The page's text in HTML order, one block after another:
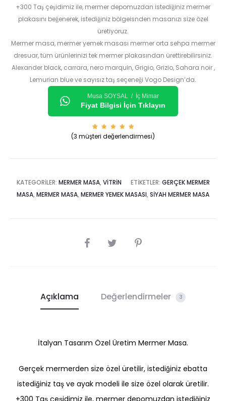
+300 Taş çeşidimiz ile, mermer depomuzdan istediğiniz mermer
plakasını beğenerek, istediğiniz bölgeisnden masanızı size özel
üretiyoruz.
Mermer masa, mermer yemek masası mermer orta sehpa mermer
dresuar, tüm ürünlerinizi tek mermer plakasından ürettirebilirsiniz.
Alexander black, carrara, nero marquin, Grigio, Grizio, Sahara noir ,
Lemurian blue ve sayısız taş seçeneği Vogo Design’da.
Musa SOYSAL / İç Mimar
Fiyat Bilgisi İçin Tıklayın
3
müşteri
puanına
(3 müşteri değerlendirmesi)
KATEGORILER: MERMER MASA, VITRIN ETIKETLER: GERÇEK MERMER
MASA, MERMER MASA, MERMER YEMEK MASASI, SIYAH MERMER MASA
SHARE
Açıklama Değerlendirmeler 3
İtalyan Tasarım Özel Üretim Mermer Masa.
Gerçek mermerden size özel üretilir, istediğiniz ebatta
istediğiniz taş ve ayak modeli ile size özel olarak üretilir.